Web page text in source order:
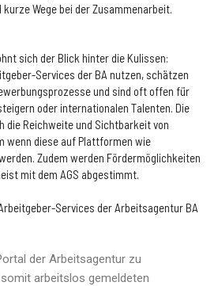
Wege bei der Zusammenarbeit.
sich der Blick hinter die Kulissen:
Services der BA nutzen, schätzen
und sind oft offen für
oder internationalen Talenten. Die
die Reichweite und Sichtbarkeit von
wenn diese auf Plattformen wie
Zudem werden Fördermöglichkeiten
mit dem AGS abgestimmt.
Services der Arbeitsagentur BA
der Arbeitsagentur zu
arbeitslos gemeldeten